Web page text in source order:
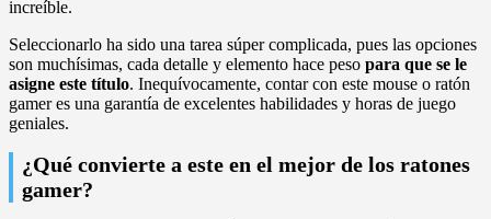
increíble.
Seleccionarlo ha sido una tarea súper complicada, pues las opciones
son muchísimas, cada detalle y elemento hace peso para que se le
asigne este título. Inequívocamente, contar con este mouse o ratón
gamer es una garantía de excelentes habilidades y horas de juego
geniales.
¿Qué convierte a este en el mejor de los ratones
gamer?